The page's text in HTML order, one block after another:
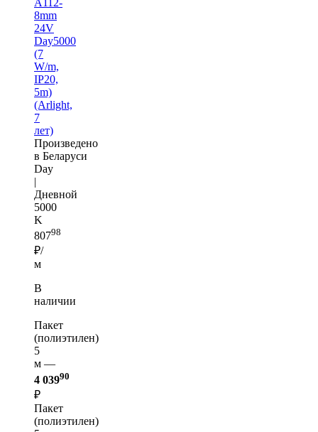
8mm
24V
Day5000
(7
W/m,
IP20,
5m)
(Arlight,
7
лет)
Произведено
в Беларуси
Day
|
Дневной
5000
K
80798
₽/
м
В
наличии
Пакет
(полиэтилен)
5
м —
4 03990
₽
Пакет
(полиэтилен)